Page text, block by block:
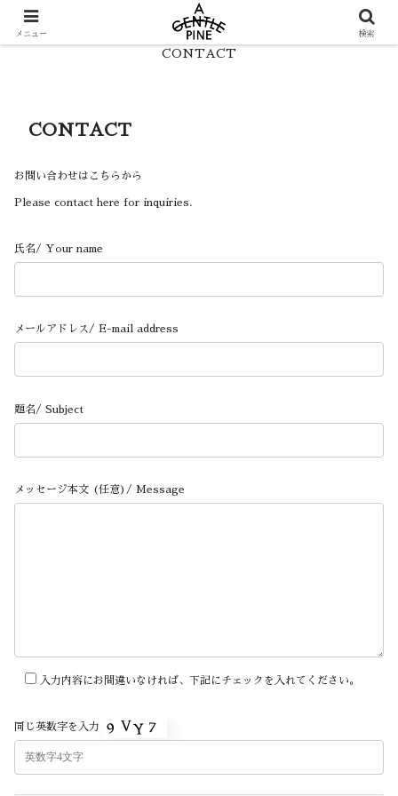
CONTACT
CONTACT
お問い合わせはこちらから
Please contact here for inquiries.
氏名/ Your name
メールアドレス/ E-mail address
題名/ Subject
メッセージ本文 (任意)/ Message
入力内容にお間違いなければ、下記にチェックを入れてください。
同じ英数字を入力
メニュー 検索